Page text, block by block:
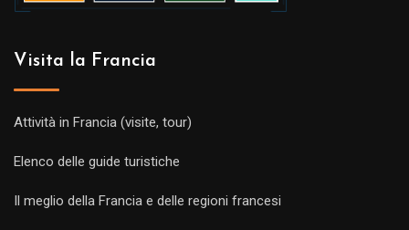
Visita la Francia
Attività in Francia (visite, tour)
Elenco delle guide turistiche
Il meglio della Francia e delle regioni francesi